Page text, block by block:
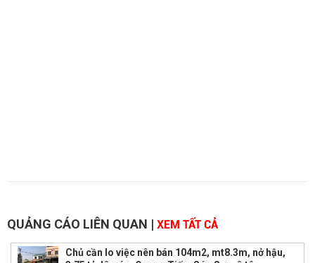
QUẢNG CÁO LIÊN QUAN | XEM TẤT CẢ
Chủ cần lo việc nên bán 104m2, mt8.3m, nở hậu,